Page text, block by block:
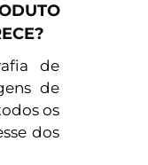
de
de
os
dos